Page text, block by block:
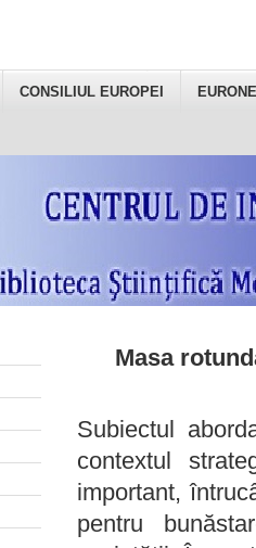
CONSILIUL EUROPEI
Masa
Subiectul
contextul
important,
pentru